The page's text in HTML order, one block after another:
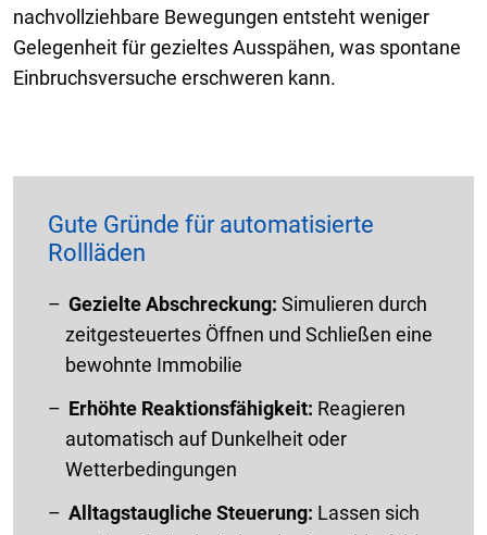
nachvollziehbare Bewegungen entsteht weniger
Gelegenheit für gezieltes Ausspähen, was spontane
Einbruchsversuche erschweren kann.
Gute Gründe für automatisierte
Rollläden
Gezielte Abschreckung: Simulieren durch
zeitgesteuertes Öffnen und Schließen eine
bewohnte Immobilie
Erhöhte Reaktionsfähigkeit: Reagieren
automatisch auf Dunkelheit oder
Wetterbedingungen
Alltagstaugliche Steuerung: Lassen sich